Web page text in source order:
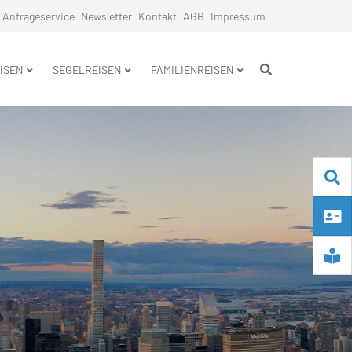
Anfrageservice Newsletter Kontakt AGB Impressum
SEGELREISEN FAMILIENREISEN